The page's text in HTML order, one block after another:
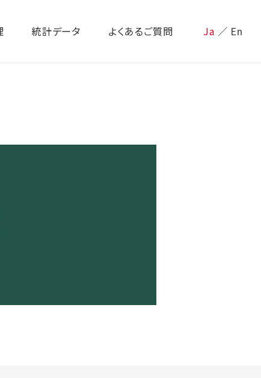
統計データ よくあるご質問 Ja ／ En